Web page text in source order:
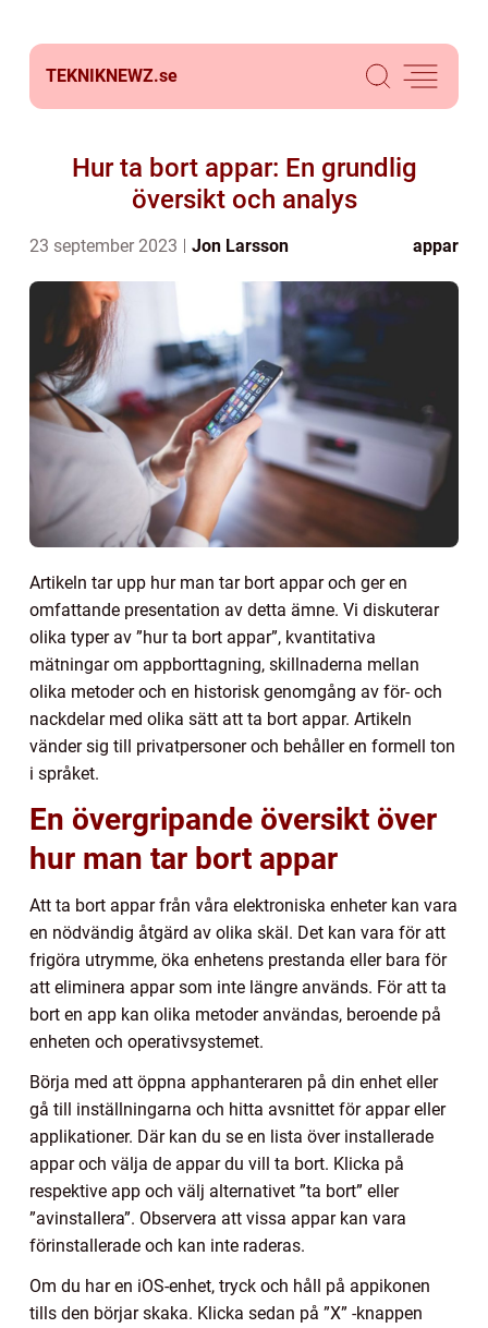
TEKNIKNEWZ.se
Hur ta bort appar: En grundlig
översikt och analys
23 september 2023 Jon Larsson appar
Artikeln tar upp hur man tar bort appar och ger en
omfattande presentation av detta ämne. Vi diskuterar
olika typer av ”hur ta bort appar”, kvantitativa
mätningar om appborttagning, skillnaderna mellan
olika metoder och en historisk genomgång av för- och
nackdelar med olika sätt att ta bort appar. Artikeln
vänder sig till privatpersoner och behåller en formell ton
i språket.
En övergripande översikt över
hur man tar bort appar
Att ta bort appar från våra elektroniska enheter kan vara
en nödvändig åtgärd av olika skäl. Det kan vara för att
frigöra utrymme, öka enhetens prestanda eller bara för
att eliminera appar som inte längre används. För att ta
bort en app kan olika metoder användas, beroende på
enheten och operativsystemet.
Börja med att öppna apphanteraren på din enhet eller
gå till inställningarna och hitta avsnittet för appar eller
applikationer. Där kan du se en lista över installerade
appar och välja de appar du vill ta bort. Klicka på
respektive app och välj alternativet ”ta bort” eller
”avinstallera”. Observera att vissa appar kan vara
förinstallerade och kan inte raderas.
Om du har en iOS-enhet, tryck och håll på appikonen
tills den börjar skaka. Klicka sedan på ”X” -knappen